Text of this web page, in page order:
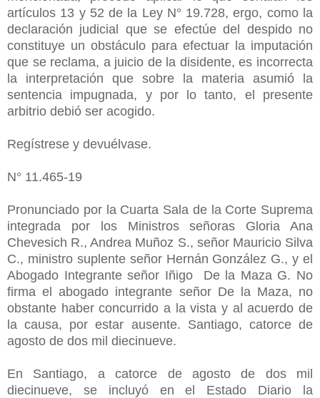
artículos 13 y 52 de la Ley N° 19.728, ergo, como la
declaración judicial que se efectúe del despido no
constituye un obstáculo para efectuar la imputación
que se reclama, a juicio de la disidente, es incorrecta
la interpretación que sobre la materia asumió la
sentencia impugnada, y por lo tanto, el presente
arbitrio debió ser acogido.
Regístrese y devuélvase.
N° 11.465-19
Pronunciado por la Cuarta Sala de la Corte Suprema
integrada por los Ministros señoras Gloria Ana
Chevesich R., Andrea Muñoz S., señor Mauricio Silva
C., ministro suplente señor Hernán González G., y el
Abogado Integrante señor Iñigo De la Maza G. No
firma el abogado integrante señor De la Maza, no
obstante haber concurrido a la vista y al acuerdo de
la causa, por estar ausente. Santiago, catorce de
agosto de dos mil diecinueve.
En Santiago, a catorce de agosto de dos mil
diecinueve, se incluyó en el Estado Diario la